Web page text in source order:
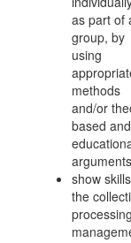
as part of
group, by
using
methods
and/or
based and
show
the